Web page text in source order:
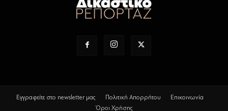
Εγγραφείτε στο newsletter μας Πολιτική Απορρήτου
Επικοινωνία
Όροι Χρήσης